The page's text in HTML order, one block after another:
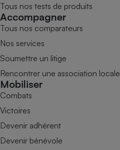
Tous nos tests de produits
Accompagner
Tous nos comparateurs
Nos services
Soumettre un litige
Rencontrer une association locale
Mobiliser
Combats
Victoires
Devenir adhérent
Devenir bénévole